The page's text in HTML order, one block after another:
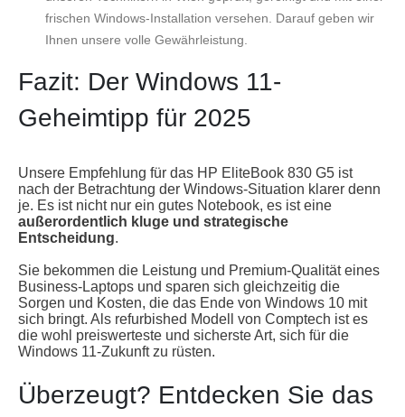
frischen Windows-Installation versehen. Darauf geben wir
Ihnen unsere volle Gewährleistung.
Fazit: Der Windows 11-
Geheimtipp für 2025
Unsere Empfehlung für das HP EliteBook 830 G5 ist
nach der Betrachtung der Windows-Situation klarer denn
je. Es ist nicht nur ein gutes Notebook, es ist eine
außerordentlich kluge und strategische
Entscheidung.
Sie bekommen die Leistung und Premium-Qualität eines
Business-Laptops und sparen sich gleichzeitig die
Sorgen und Kosten, die das Ende von Windows 10 mit
sich bringt. Als refurbished Modell von Comptech ist es
die wohl preiswerteste und sicherste Art, sich für die
Windows 11-Zukunft zu rüsten.
Überzeugt? Entdecken Sie das